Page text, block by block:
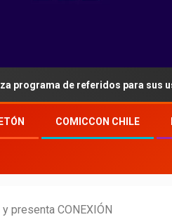
de referidos para sus usuarios
COMICCON CHILE
presenta CONEXIÓN